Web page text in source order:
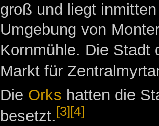
groß und liegt
Umgebung von
Kornmühle. Die Stadt
Markt für
Die Orks hatten die
besetzt.[3][4]